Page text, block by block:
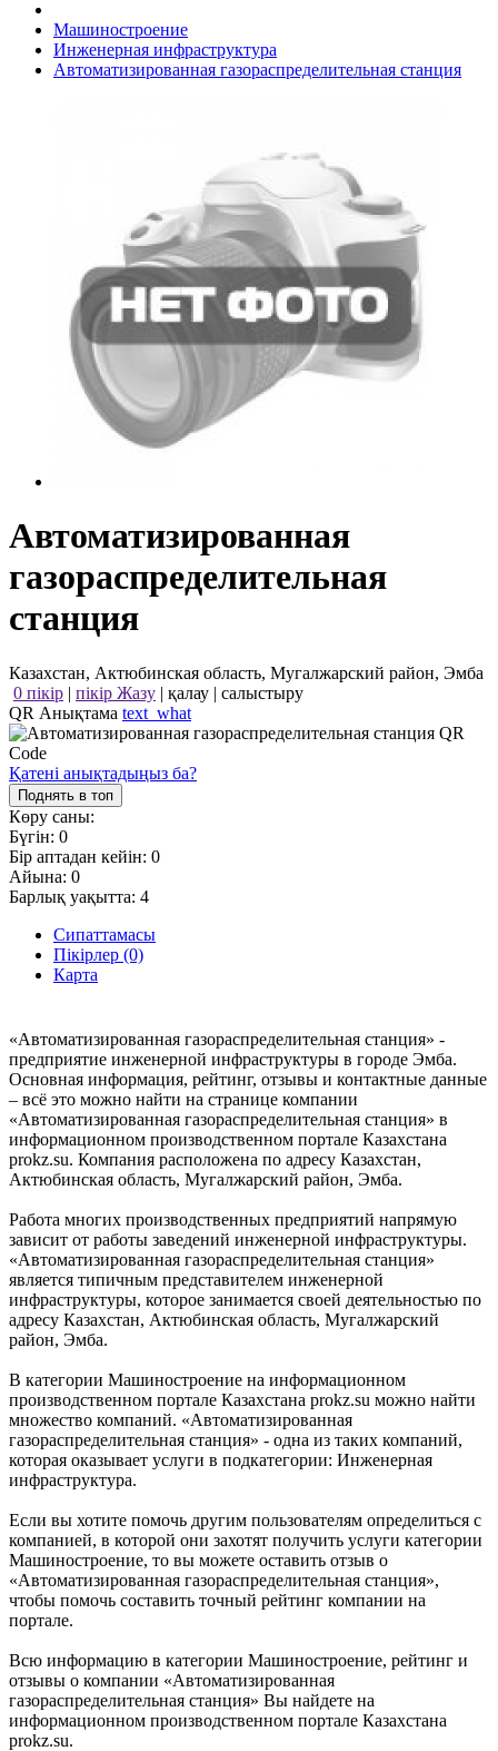
Машиностроение
Инженерная инфраструктура
Автоматизированная газораспределительная станция
Автоматизированная
газораспределительная
станция
Казахстан, Актюбинская область, Мугалжарский район, Эмба
0 пікір | пікір Жазу | қалау | салыстыру
QR Анықтама text_what
Қатені анықтадыңыз ба?
Поднять в топ
Көру саны:
Бүгін: 0
Бір аптадан кейін: 0
Айына: 0
Барлық уақытта: 4
Сипаттамасы
Пікірлер (0)
Карта
«Автоматизированная газораспределительная станция» -
предприятие инженерной инфраструктуры в городе Эмба.
Основная информация, рейтинг, отзывы и контактные данные
– всё это можно найти на странице компании
«Автоматизированная газораспределительная станция» в
информационном производственном портале Казахстана
prokz.su. Компания расположена по адресу Казахстан,
Актюбинская область, Мугалжарский район, Эмба.
Работа многих производственных предприятий напрямую
зависит от работы заведений инженерной инфраструктуры.
«Автоматизированная газораспределительная станция»
является типичным представителем инженерной
инфраструктуры, которое занимается своей деятельностью по
адресу Казахстан, Актюбинская область, Мугалжарский
район, Эмба.
В категории Машиностроение на информационном
производственном портале Казахстана prokz.su можно найти
множество компаний. «Автоматизированная
газораспределительная станция» - одна из таких компаний,
которая оказывает услуги в подкатегории: Инженерная
инфраструктура.
Если вы хотите помочь другим пользователям определиться с
компанией, в которой они захотят получить услуги категории
Машиностроение, то вы можете оставить отзыв о
«Автоматизированная газораспределительная станция»,
чтобы помочь составить точный рейтинг компании на
портале.
Всю информацию в категории Машиностроение, рейтинг и
отзывы о компании «Автоматизированная
газораспределительная станция» Вы найдете на
информационном производственном портале Казахстана
prokz.su.